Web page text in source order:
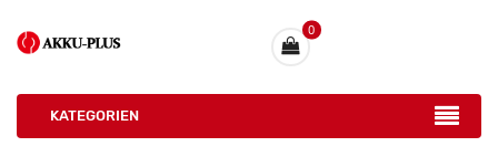
0
KATEGORIEN